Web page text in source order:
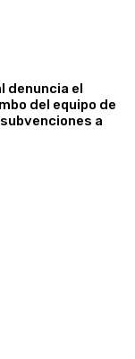
denuncia el
del equipo de
a